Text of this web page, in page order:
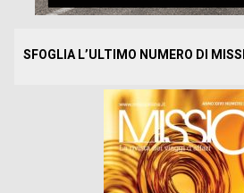
SFOGLIA L’ULTIMO NUMERO DI